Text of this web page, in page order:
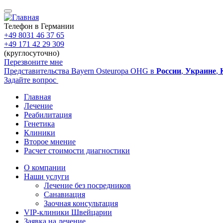
Перейти
к
основному
содержанию
Телефон в Германии
+49 8031 46 37 65
+49 171 42 29 309
(круглосуточно)
Перезвоните мне
Представительства Bayern Osteuropa OHG в России, Украине,
Задайте вопрос
Main
navigation
Главная
Лечение
Реабилитация
Генетика
Клиники
Второе мнение
Расчет стоимости диагностики
Sidebar
О компании
Наши услуги
Лечение без посредников
Санавиация
Заочная консультация
VIP-клиники Швейцарии
Заявка на лечение